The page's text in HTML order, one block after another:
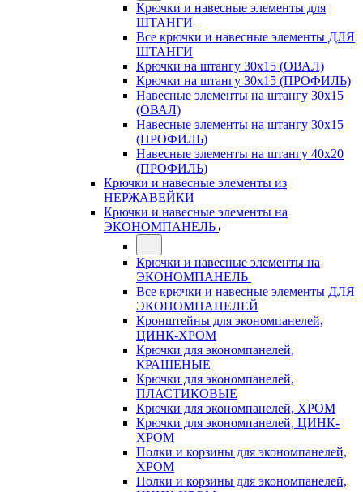
Крючки и навесные элементы для
ШТАНГИ
Все крючки и навесные элементы ДЛЯ
ШТАНГИ
Крючки на штангу 30х15 (ОВАЛ)
Крючки на штангу 30х15 (ПРОФИЛЬ)
Навесные элементы на штангу 30х15
(ОВАЛ)
Навесные элементы на штангу 30х15
(ПРОФИЛЬ)
Навесные элементы на штангу 40х20
(ПРОФИЛЬ)
Крючки и навесные элементы из
НЕРЖАВЕЙКИ
Крючки и навесные элементы на
ЭКОНОМПАНЕЛЬ
Крючки и навесные элементы на
ЭКОНОМПАНЕЛЬ
Все крючки и навесные элементы ДЛЯ
ЭКОНОМПАНЕЛЕЙ
Кронштейны для экономпанелей,
ЦИНК-ХРОМ
Крючки для экономпанелей,
КРАШЕНЫЕ
Крючки для экономпанелей,
ПЛАСТИКОВЫЕ
Крючки для экономпанелей, ХРОМ
Крючки для экономпанелей, ЦИНК-
ХРОМ
Полки и корзины для экономпанелей,
ХРОМ
Полки и корзины для экономпанелей,